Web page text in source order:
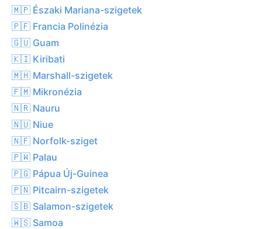
🇲🇵 Északi Mariana-szigetek
🇵🇫 Francia Polinézia
🇬🇺 Guam
🇰🇮 Kiribati
🇲🇭 Marshall-szigetek
🇫🇲 Mikronézia
🇳🇷 Nauru
🇳🇺 Niue
🇳🇫 Norfolk-sziget
🇵🇼 Palau
🇵🇬 Pápua Új-Guinea
🇵🇳 Pitcairn-szigetek
🇸🇧 Salamon-szigetek
🇼🇸 Samoa